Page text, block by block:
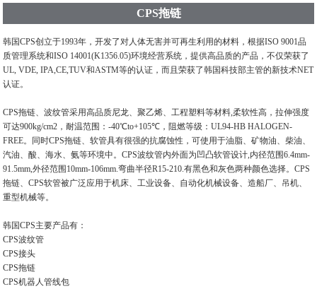
CPS拖链
韩国CPS创立于1993年，开发了对人体无害并可再生利用的材料，根据ISO 9001品
质管理系统和ISO 14001(K1356.05)环境经营系统，提供高品质的产品，不仅荣获了
UL, VDE, IPA,CE,TUV和ASTM等的认证，而且荣获了韩国科技部主管的新技术NET
认证。
CPS拖链、波纹管采用高品质尼龙、聚乙烯、工程塑料等材料,柔软性高，拉伸强度
可达900kg/cm2，耐温范围：-40℃to+105℃，阻燃等级：UL94-HB HALOGEN-
FREE。同时CPS拖链、软管具有很强的抗腐蚀性，可使用于油脂、矿物油、柴油、
汽油、酸、海水、氨等环境中。CPS波纹管内外面为凹凸软管设计,内径范围6.4mm-
91.5mm,外径范围10mm-106mm.弯曲半径R15-210.有黑色和灰色两种颜色选择。CPS
拖链、CPS软管被广泛应用于机床、工业设备、自动化机械设备、造船厂、吊机、
重型机械等。
韩国CPS主要产品有：
CPS波纹管
CPS接头
CPS拖链
CPS机器人管线包